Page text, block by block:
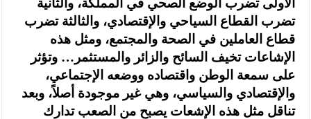
تضرب القطاع السياحي والإقتصادي، والثالثة تضرب
قطاع العاملين في الصحة والمجتمع، ومثل هذه
الإشاعات تخيف السائح والزائر والمستثمر… وتؤثر
على سمعة الوطن واقتصاده ووضعه الإجتماعي،
والإقتصادي والسياسي، وهي غير موجودة أصلاً، وبعد
تناقل مثل هذه الإشعات يصبح من الصعب تدارك